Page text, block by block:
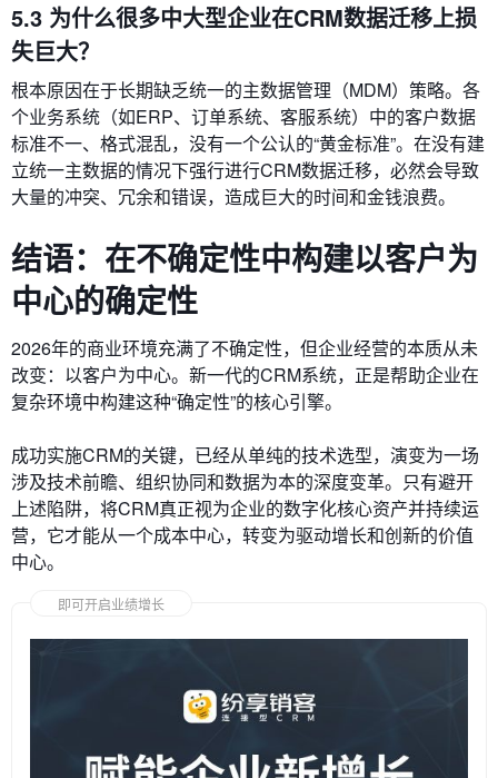
5.3 为什么很多中大型企业在CRM数据迁移上损
失巨大？
根本原因在于长期缺乏统一的主数据管理（MDM）策略。各
个业务系统（如ERP、订单系统、客服系统）中的客户数据
标准不一、格式混乱，没有一个公认的“黄金标准”。在没有建
立统一主数据的情况下强行进行CRM数据迁移，必然会导致
大量的冲突、冗余和错误，造成巨大的时间和金钱浪费。
结语：在不确定性中构建以客户为
中心的确定性
2026年的商业环境充满了不确定性，但企业经营的本质从未
改变：以客户为中心。新一代的CRM系统，正是帮助企业在
复杂环境中构建这种“确定性”的核心引擎。
成功实施CRM的关键，已经从单纯的技术选型，演变为一场
涉及技术前瞻、组织协同和数据为本的深度变革。只有避开
上述陷阱，将CRM真正视为企业的数字化核心资产并持续运
营，它才能从一个成本中心，转变为驱动增长和创新的价值
中心。
即可开启业绩增长